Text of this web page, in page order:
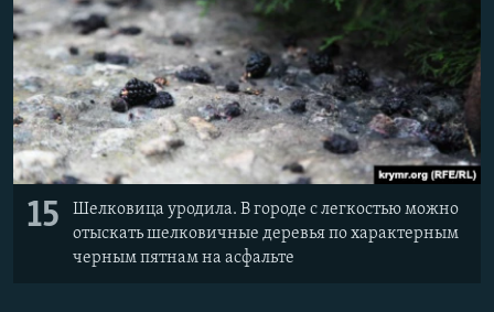
15
Шелковица уродила. В городе с легкостью можно
отыскать шелковичные деревья по характерным
черным пятнам на асфальте